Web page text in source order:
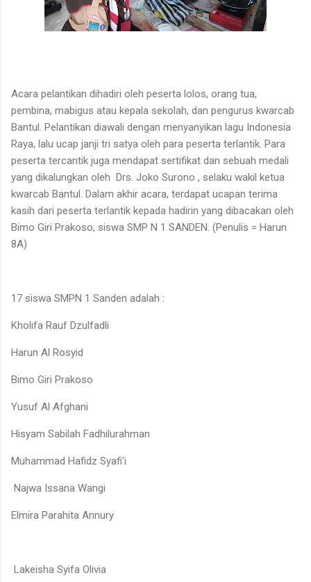
Acara pelantikan dihadiri oleh peserta lolos, orang tua,
pembina, mabigus atau kepala sekolah, dan pengurus kwarcab
Bantul. Pelantikan diawali dengan menyanyikan lagu Indonesia
Raya, lalu ucap janji tri satya oleh para peserta terlantik. Para
peserta tercantik juga mendapat sertifikat dan sebuah medali
yang dikalungkan oleh Drs. Joko Surono , selaku wakil ketua
kwarcab Bantul. Dalam akhir acara, terdapat ucapan terima
kasih dari peserta terlantik kepada hadirin yang dibacakan oleh
Bimo Giri Prakoso, siswa SMP N 1 SANDEN. (Penulis = Harun
8A)
17 siswa SMPN 1 Sanden adalah :
Kholifa Rauf Dzulfadli
Harun Al Rosyid
Bimo Giri Prakoso
Yusuf Al Afghani
Hisyam Sabilah Fadhilurahman
Muhammad Hafidz Syafi'i
Najwa Issana Wangi
Elmira Parahita Annury
Lakeisha Syifa Olivia